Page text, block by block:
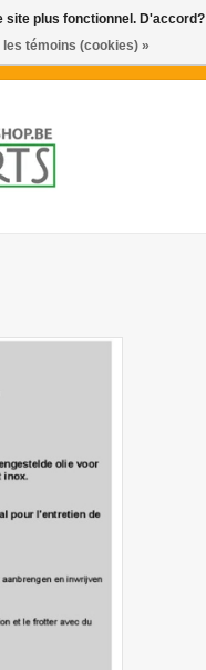
0 Articles - €0,00
site plus fonctionnel. D'accord?
témoins (cookies) »